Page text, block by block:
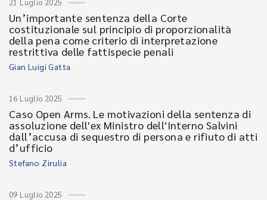
21 Luglio 2025
Un’importante sentenza della Corte
costituzionale sul principio di proporzionalità
della pena come criterio di interpretazione
restrittiva delle fattispecie penali
Gian Luigi Gatta
16 Luglio 2025
Caso Open Arms. Le motivazioni della sentenza di
assoluzione dell'ex Ministro dell'Interno Salvini
dall’accusa di sequestro di persona e rifiuto di atti
d’ufficio
Stefano Zirulia
09 Luglio 2025